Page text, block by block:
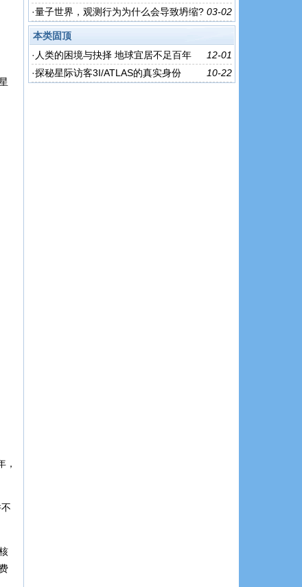
，
为何还能疯狂诞生?
03-02
·量子世界，观测行为为什么会导致坍缩?
本类固顶
12-01
· 人类的困境与抉择 地球宜居不足百年
10-22
·探秘星际访客3I/ATLAS的真实身份